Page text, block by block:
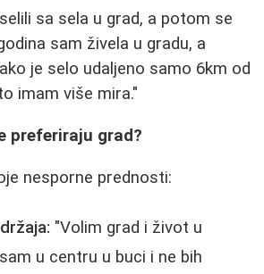
sa sela u grad, a potom se
sam živela u gradu, a
je selo udaljeno samo 6km od
imam više mira."
preferiraju grad?
nesporne prednosti:
"Volim grad i život u
u centru u buci i ne bih